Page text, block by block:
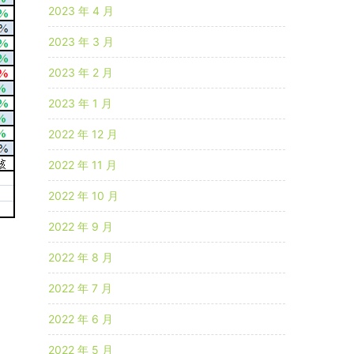
2023 年 4 月
2023 年 3 月
2023 年 2 月
2023 年 1 月
2022 年 12 月
2022 年 11 月
2022 年 10 月
2022 年 9 月
2022 年 8 月
2022 年 7 月
2022 年 6 月
2022 年 5 月